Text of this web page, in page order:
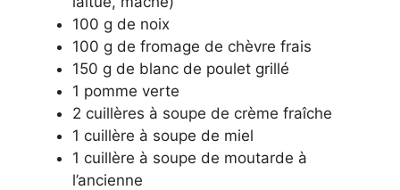
100 g de noix
100 g de fromage de chèvre frais
150 g de blanc de poulet grillé
1 pomme verte
2 cuillères à soupe de crème fraîche
1 cuillère à soupe de miel
1 cuillère à soupe de moutarde à
l’ancienne